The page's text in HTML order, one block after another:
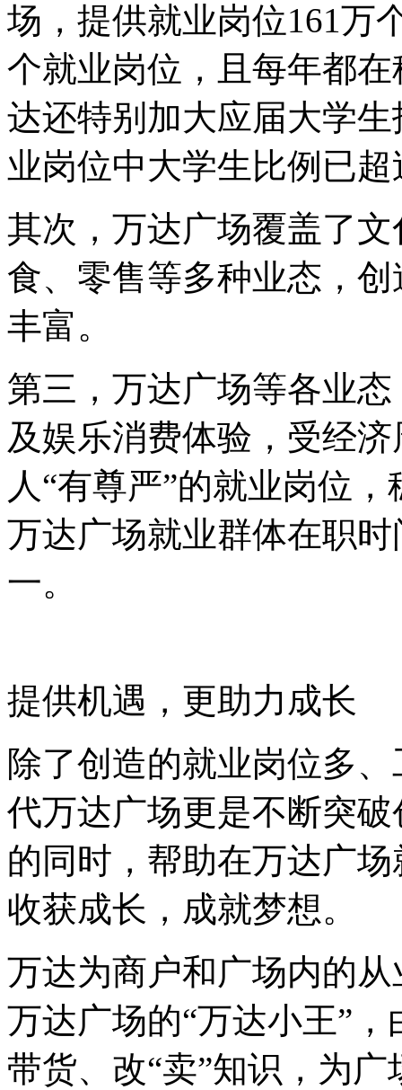
场，提供就业岗位161万
个就业岗位，且每年都
达还特别加大应届大学
业岗位中大学生比例已超
其次，万达广场覆盖了
食、零售等多种业态，
丰富。
第三，万达广场等各业
及娱乐消费体验，受经
人“有尊严”的就业岗位，
万达广场就业群体在职
一。
提供机遇，更助力成长
除了创造的就业岗位多
代万达广场更是不断突
的同时，帮助在万达广
收获成长，成就梦想。
万达为商户和广场内的
万达广场的“万达小王”
带货、改“卖”知识，为广